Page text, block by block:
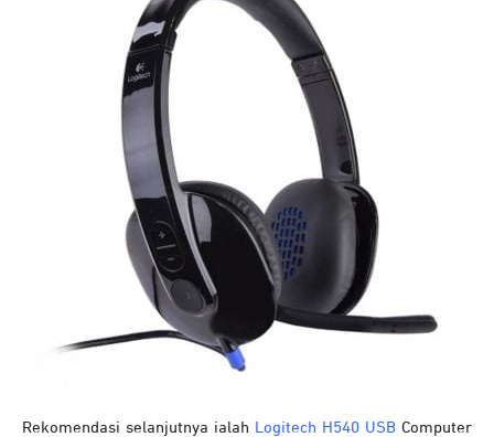
Rekomendasi selanjutnya ialah Logitech H540 USB Computer